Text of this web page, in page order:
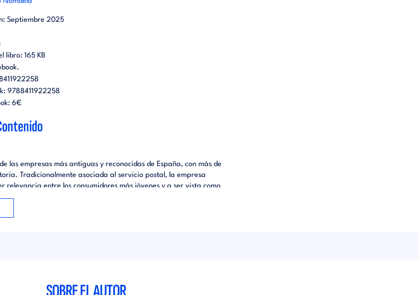
Septiembre 2025
libro: 165 KB
.
9788411922258
6€
las empresas más antiguas y reconocidas de España, con más de
Tradicionalmente asociada al servicio postal, la empresa
relevancia entre los consumidores más jóvenes y a ser vista como
y poco innovadora.
la dirección decidió lanzar un ambicioso proyecto de